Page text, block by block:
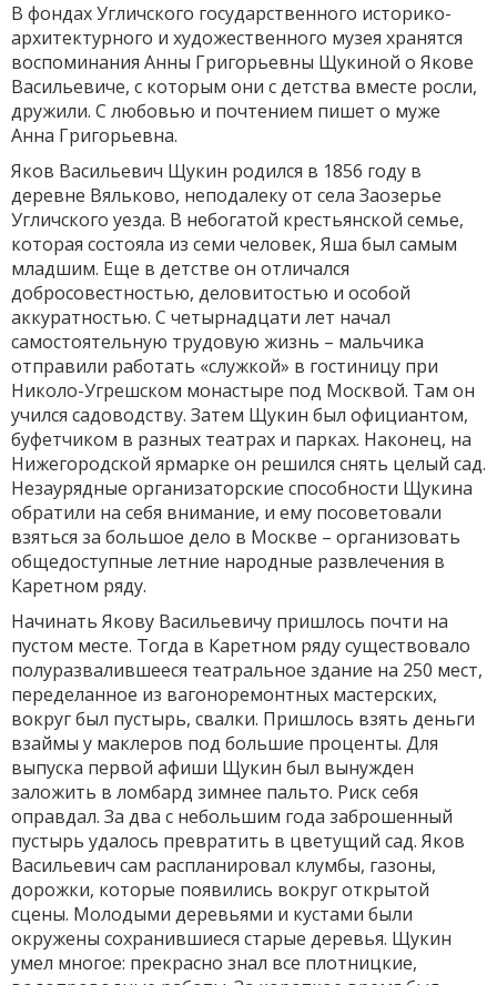
В фондах Угличского государственного историко-
архитектурного и художественного музея хранятся
воспоминания Анны Григорьевны Щукиной о Якове
Васильевиче, с которым они с детства вместе росли,
дружили. С любовью и почтением пишет о муже
Анна Григорьевна.
Яков Васильевич Щукин родился в 1856 году в
деревне Вяльково, неподалеку от села Заозерье
Угличского уезда. В небогатой крестьянской семье,
которая состояла из семи человек, Яша был самым
младшим. Еще в детстве он отличался
добросовестностью, деловитостью и особой
аккуратностью. С четырнадцати лет начал
самостоятельную трудовую жизнь – мальчика
отправили работать «служкой» в гостиницу при
Николо-Угрешском монастыре под Москвой. Там он
учился садоводству. Затем Щукин был официантом,
буфетчиком в разных театрах и парках. Наконец, на
Нижегородской ярмарке он решился снять целый сад.
Незаурядные организаторские способности Щукина
обратили на себя внимание, и ему посоветовали
взяться за большое дело в Москве – организовать
общедоступные летние народные развлечения в
Каретном ряду.
Начинать Якову Васильевичу пришлось почти на
пустом месте. Тогда в Каретном ряду существовало
полуразвалившееся театральное здание на 250 мест,
переделанное из вагоноремонтных мастерских,
вокруг был пустырь, свалки. Пришлось взять деньги
взаймы у маклеров под большие проценты. Для
выпуска первой афиши Щукин был вынужден
заложить в ломбард зимнее пальто. Риск себя
оправдал. За два с небольшим года заброшенный
пустырь удалось превратить в цветущий сад. Яков
Васильевич сам распланировал клумбы, газоны,
дорожки, которые появились вокруг открытой
сцены. Молодыми деревьями и кустами были
окружены сохранившиеся старые деревья. Щукин
умел многое: прекрасно знал все плотницкие,